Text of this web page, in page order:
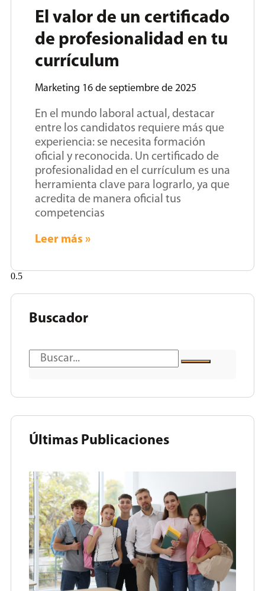
El valor de un certificado
de profesionalidad en tu
currículum
Marketing 16 de septiembre de 2025
En el mundo laboral actual, destacar
entre los candidatos requiere más que
experiencia: se necesita formación
oficial y reconocida. Un certificado de
profesionalidad en el currículum es una
herramienta clave para lograrlo, ya que
acredita de manera oficial tus
competencias
Leer más »
Buscador
Últimas Publicaciones